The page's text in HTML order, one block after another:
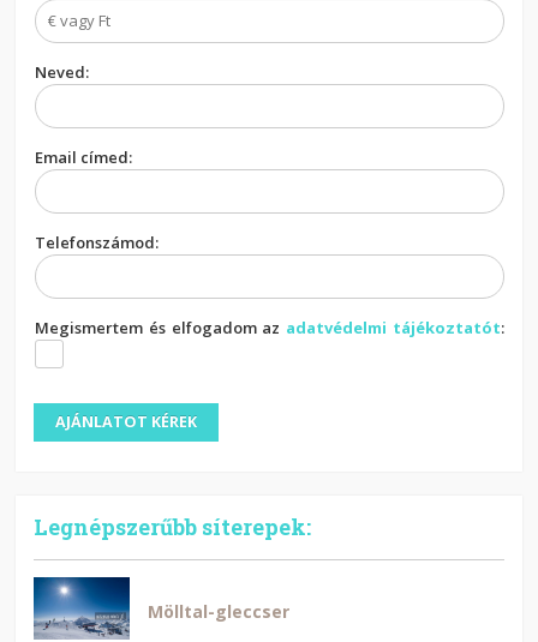
Neved:
Email címed:
Telefonszámod:
Megismertem és elfogadom az adatvédelmi tájékoztatót:
Legnépszerűbb síterepek:
Mölltal-gleccser